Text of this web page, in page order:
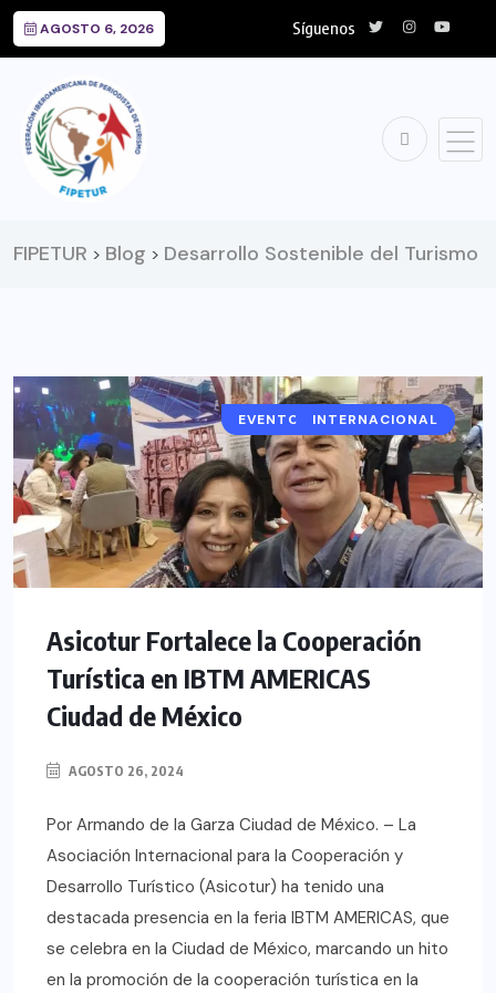
AGOSTO 6, 2026 Síguenos
FIPETUR > Blog > Desarrollo Sostenible del Turismo
EVENTOS Y EXPOSICIONES
INTERNACIONAL
Asicotur Fortalece la Cooperación
Turística en IBTM AMERICAS
Ciudad de México
AGOSTO 26, 2024
Por Armando de la Garza Ciudad de México. – La
Asociación Internacional para la Cooperación y
Desarrollo Turístico (Asicotur) ha tenido una
destacada presencia en la feria IBTM AMERICAS, que
se celebra en la Ciudad de México, marcando un hito
en la promoción de la cooperación turística en la